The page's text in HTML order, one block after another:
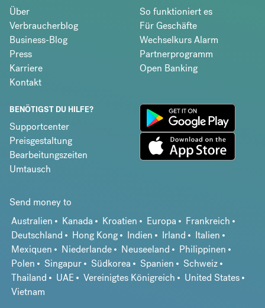
Über
Verbraucherblog
Business-Blog
Press
Karriere
Kontakt
So funktioniert es
Für Geschäfte
Wechselkurs Alarm
Partnerprogramm
Open Banking
BENÖTIGST DU HILFE?
Supportcenter
Preisgestaltung
Bearbeitungszeiten
Umtausch
Send money to
Australien
Kanada Kroatien Europa
Frankreich
Deutschland
Hong Kong Indien Irland
Italien
Mexiquen
Niederlande Neuseeland
Philippinen
Polen
Singapur Südkorea Spanien
Schweiz
Thailand
UAE Vereinigtes Königreich
United States
Vietnam